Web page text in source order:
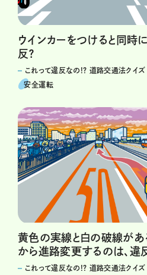
ウインカーをつけると同時
反？
これって違反なの!? 道路交通法クイズ
安全運転
黄色の実線と白の破線があ
から進路変更するのは、違
これって違反なの!? 道路交通法クイズ